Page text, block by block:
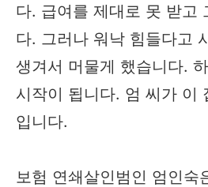
다. 급여를 제대로 못 받고
다. 그러나 워낙 힘들다고
생겨서 머물게 했습니다.
시작이 됩니다. 엄 씨가 이
입니다.
보험 연쇄살인범인 엄인숙